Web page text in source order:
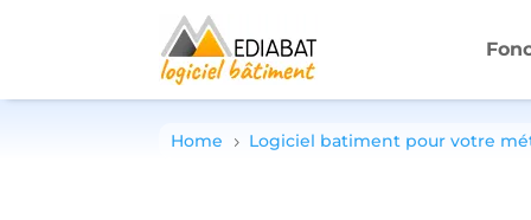
Home 5 Logiciel batiment pour votre